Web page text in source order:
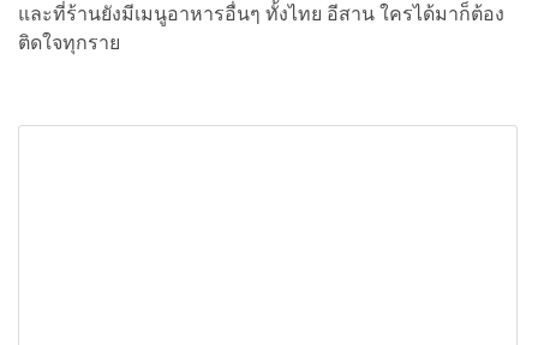
และที่ร้านยังมีเมนูอาหารอื่นๆ ทั้งไทย อีสาน ใครได้มาก็ต้อง
ติดใจทุกราย